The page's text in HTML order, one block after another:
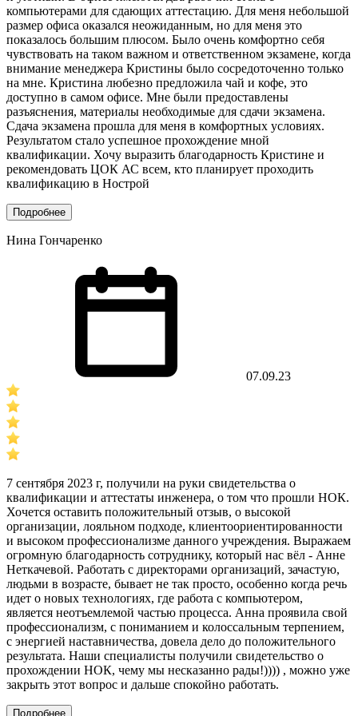
компьютерами для сдающих аттестацию. Для меня небольшой
размер офиса оказался неожиданным, но для меня это
показалось большим плюсом. Было очень комфортно себя
чувствовать на таком важном и ответственном экзамене, когда
внимание менеджера Кристины было сосредоточенно только
на мне. Кристина любезно предложила чай и кофе, это
доступно в самом офисе. Мне были предоставлены
разъяснения, материалы необходимые для сдачи экзамена.
Сдача экзамена прошла для меня в комфортных условиях.
Результатом стало успешное прохождение мной
квалификации. Хочу выразить благодарность Кристине и
рекомендовать ЦОК АС всем, кто планирует проходить
квалификацию в Нострой
Подробнее
Нина Гончаренко
07.09.23
7 сентября 2023 г, получили на руки свидетельства о
квалификации и аттестаты инженера, о том что прошли НОК.
Хочется оставить положительный отзыв, о высокой
организации, лояльном подходе, клиентоориентированности
и высоком профессионализме данного учреждения. Выражаем
огромную благодарность сотруднику, который нас вёл - Анне
Неткачевой. Работать с директорами организаций, зачастую,
людьми в возрасте, бывает не так просто, особенно когда речь
идет о новых технологиях, где работа с компьютером,
является неотъемлемой частью процесса. Анна проявила свой
профессионализм, с пониманием и колоссальным терпением,
с энергией наставничества, довела дело до положительного
результата. Наши специалисты получили свидетельство о
прохождении НОК, чему мы несказанно рады!)))) , можно уже
закрыть этот вопрос и дальше спокойно работать.
Подробнее